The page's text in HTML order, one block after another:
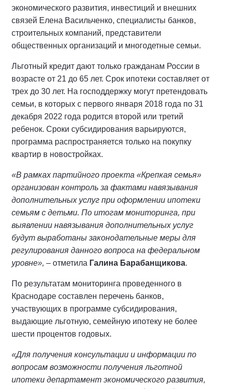
экономического развития, инвестиций и внешних
связей Елена Васильченко, специалисты банков,
строительных компаний, представители
общественных организаций и многодетные семьи.
Льготный кредит дают только гражданам России в
возрасте от 21 до 65 лет. Срок ипотеки составляет от
трех до 30 лет. На господдержку могут претендовать
семьи, в которых с первого января 2018 года по 31
декабря 2022 года родится второй или третий
ребенок. Сроки субсидирования варьируются,
программа распространяется только на покупку
квартир в новостройках.
«В рамках партийного проекта «Крепкая семья»
организован контроль за фактами навязывания
дополнительных услуг при оформлении ипотеки
семьям с детьми. По итогам мониторинга, при
выявлении навязывания дополнительных услуг
будут выработаны законодательные меры для
регулирования данного вопроса на федеральном
уровне», ‒ отметила Галина Барабанщикова.
По результатам мониторинга проведенного в
Краснодаре составлен перечень банков,
участвующих в программе субсидирования,
выдающие льготную, семейную ипотеку не более
шести процентов годовых.
«Для получения консультации и информации по
вопросам возможности получения льготной
ипотеки департамент экономического развития,